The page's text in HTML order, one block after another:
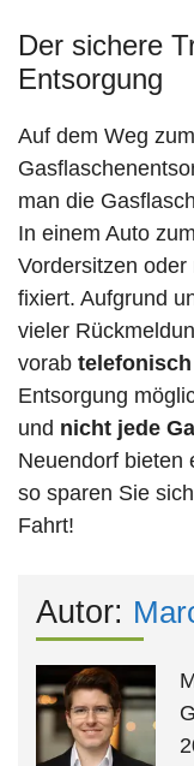
Der sichere
Entsorgung
Auf dem Weg
man die
In einem Auto
Vordersitzen
fixiert. Aufgrund
vieler
vorab
Entsorgung
und nicht jede
Neuendorf bieten
so sparen Sie
Fahrt!
Autor: